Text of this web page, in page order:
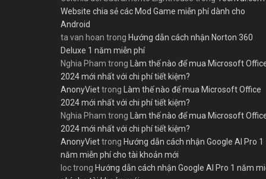
Website chia sẻ các Mod Game miễn phí dành cho
Android
ta van hoan trong Hướng dẫn cách nhận Norton 360
Deluxe 1 năm miễn phí
Nghia Pham trong Làm thế nào để mua Microsoft
2024 mới nhất với chi phí tiết kiệm?
AnonyViettrong Làm thế nào để mua Microsoft Office
2024 mới nhất với chi phí tiết kiệm?
Nghia Pham trong Làm thế nào để mua Microsoft
2024 mới nhất với chi phí tiết kiệm?
AnonyViettrong Hướng dẫn cách nhận Google AI Pro 1
năm miễn phí cho tài khoản mới
loctrong Hướng dẫn cách nhận Google AI Pro 1 năm